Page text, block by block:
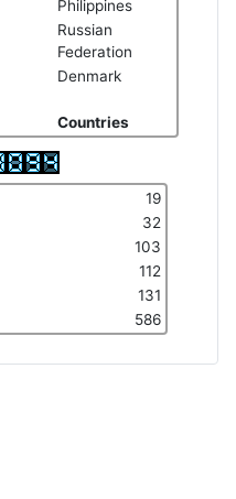
Philippines
Russian
Federation
Denmark
Countries
19
32
103
112
131
586